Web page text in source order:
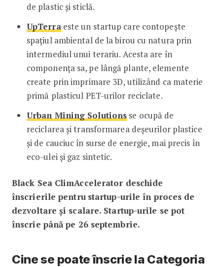
de plastic și sticlă.
UpTerraeste un startup care contopește
spațiul ambiental de la birou cu natura prin
intermediul unui terariu. Acesta are în
componența sa, pe lângă plante, elemente
create prin imprimare 3D, utilizând ca materie
primă plasticul PET-urilor reciclate.
Urban Mining Solutions se ocupă de
reciclarea și transformarea deșeurilor plastice
și de cauciuc în surse de energie, mai precis în
eco-ulei și gaz sintetic.
Black Sea ClimAccelerator deschide
înscrierile pentru startup-urile în proces de
dezvoltare și scalare. Startup-urile se pot
înscrie până pe 26 septembrie.
Cine se poate înscrie la Categoria